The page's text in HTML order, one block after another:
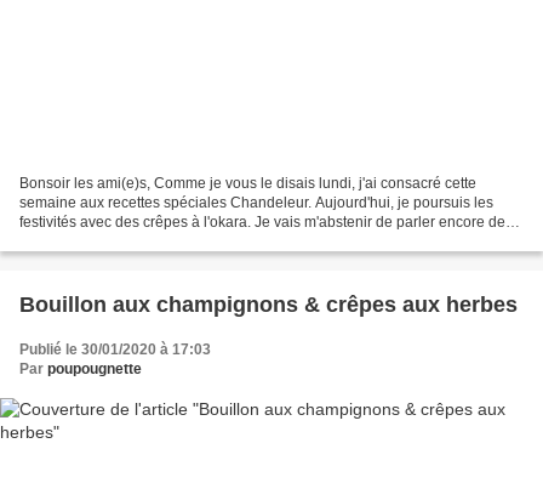
Bonsoir les ami(e)s, Comme je vous le disais lundi, j'ai consacré cette
semaine aux recettes spéciales Chandeleur. Aujourd'hui, je poursuis les
festivités avec des crêpes à l'okara. Je vais m'abstenir de parler encore de
Bouillon aux champignons & crêpes aux herbes
Publié le 30/01/2020 à 17:03
Par poupougnette